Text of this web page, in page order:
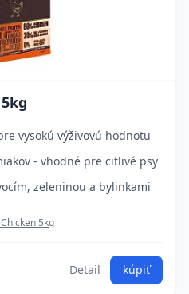
vysokú výživovú hodnotu
- vhodné pre citlivé psy
zeleninou a bylinkami
5kg
Detail kúpiť